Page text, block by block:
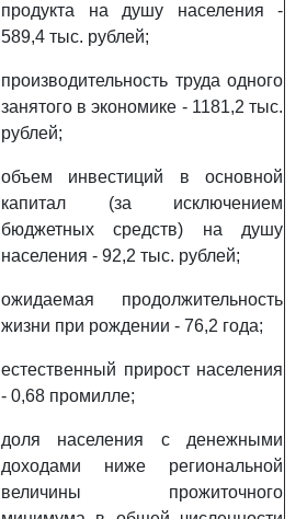
продукта на душу населения -
589,4 тыс. рублей;
производительность труда одного
занятого в экономике - 1181,2 тыс.
рублей;
объем инвестиций в основной
капитал (за исключением
бюджетных средств) на душу
населения - 92,2 тыс. рублей;
ожидаемая продолжительность
жизни при рождении - 76,2 года;
естественный прирост населения
- 0,68 промилле;
доля населения с денежными
доходами ниже региональной
величины прожиточного